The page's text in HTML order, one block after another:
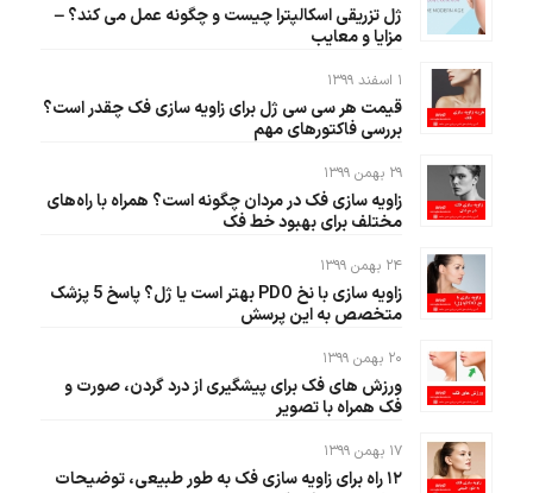
ژل تزریقی اسکالپترا چیست و چگونه عمل می کند؟ –
مزایا و معایب
۱ اسفند ۱۳۹۹
قیمت هر سی سی ژل برای زاویه سازی فک چقدر است؟
بررسی فاکتورهای مهم
۲۹ بهمن ۱۳۹۹
زاویه سازی فک در مردان چگونه است؟ همراه با راه‌های
مختلف برای بهبود خط فک
۲۴ بهمن ۱۳۹۹
زاویه سازی با نخ PDO بهتر است یا ژل؟ پاسخ 5 پزشک
متخصص به این پرسش
۲۰ بهمن ۱۳۹۹
ورزش های فک برای پیشگیری از درد گردن، صورت و
فک همراه با تصویر
۱۷ بهمن ۱۳۹۹
۱۲ راه برای زاویه سازی فک به طور طبیعی، توضیحات